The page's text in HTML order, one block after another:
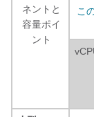
ネントと
容量ポイ
ント
こ